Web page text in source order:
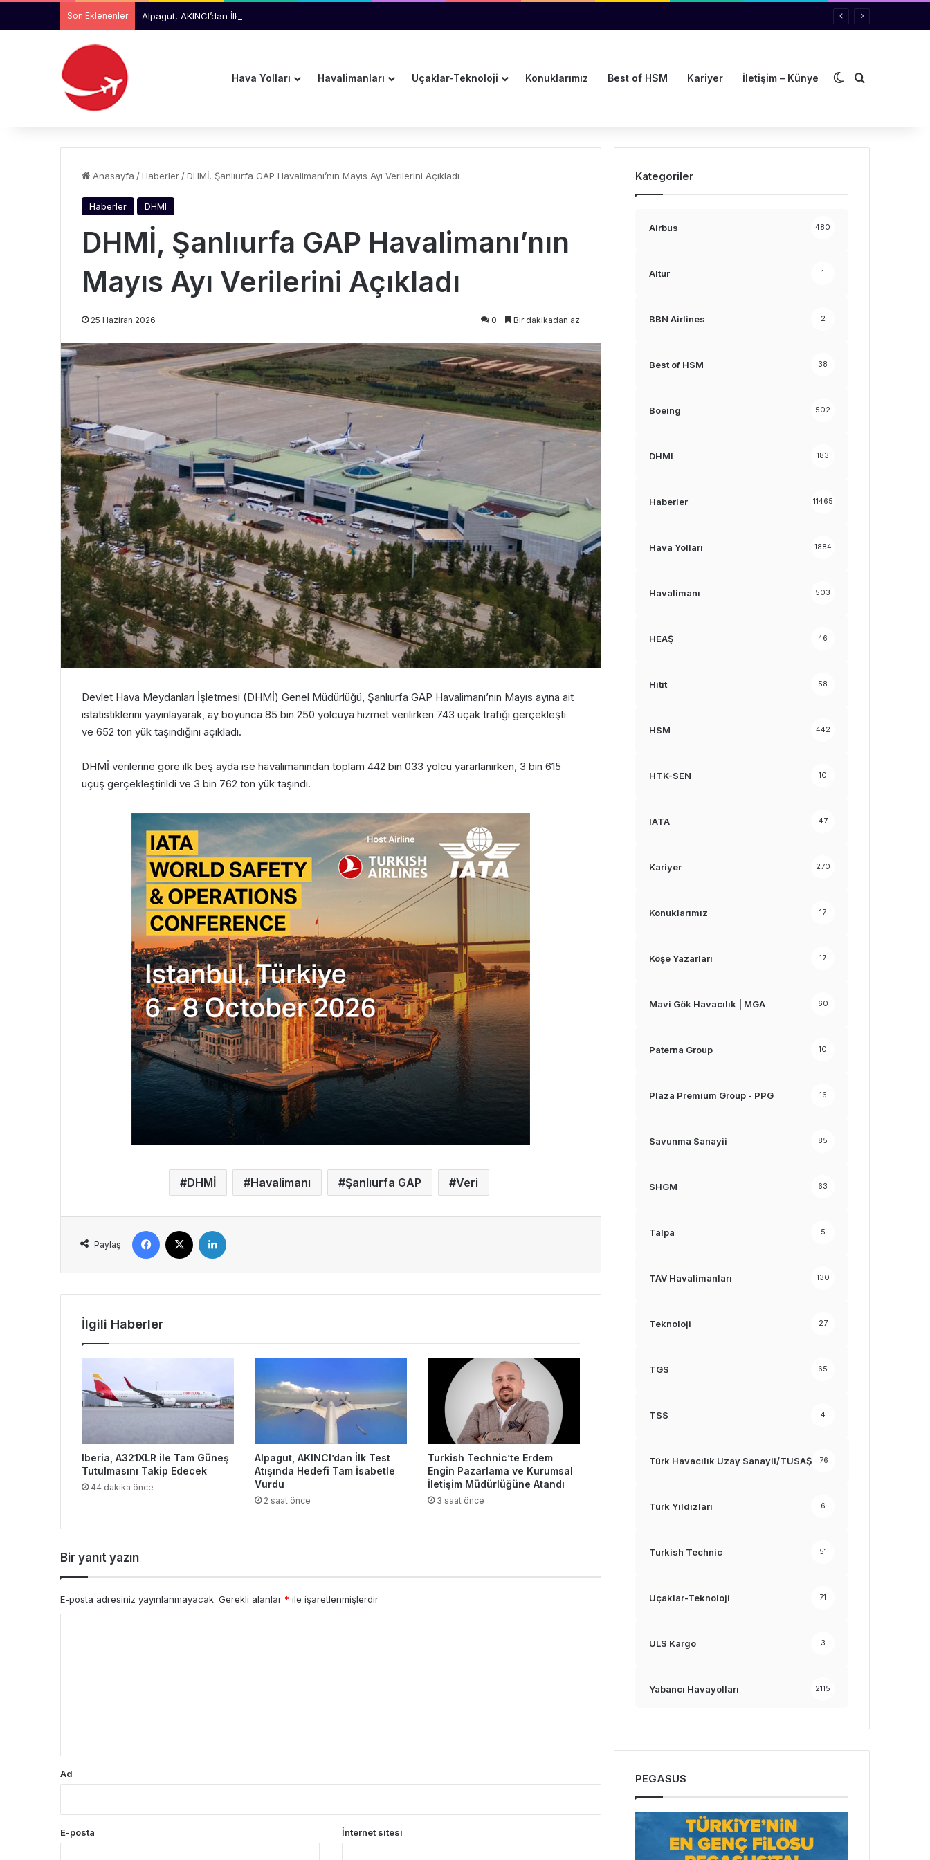
Son Eklenenler Alpagut, AKINCI’dan İlk Test Atışında Hedefi Tam İsabetle Vurdu
Hava Yolları Havalimanları Uçaklar-Teknoloji Konuklarımız Best of HSM Kariyer İletişim – Künye Dış görünümü
Arama yap
Anasayfa /Haberler /DHMİ, Şanlıurfa GAP Havalimanı’nın Mayıs Ayı Verilerini Açıkladı
Haberler DHMI
DHMİ, Şanlıurfa GAP Havalimanı’nın
Mayıs Ayı Verilerini Açıkladı
25 Haziran 2026 0 Bir dakikadan az
Devlet Hava Meydanları İşletmesi (DHMİ) Genel Müdürlüğü, Şanlıurfa GAP Havalimanı’nın Mayıs ayına ait
istatistiklerini yayınlayarak, ay boyunca 85 bin 250 yolcuya hizmet verilirken 743 uçak trafiği gerçekleşti
ve 652 ton yük taşındığını açıkladı.
DHMİ verilerine göre ilk beş ayda ise havalimanından toplam 442 bin 033 yolcu yararlanırken, 3 bin 615
uçuş gerçekleştirildi ve 3 bin 762 ton yük taşındı.
DHMİ Havalimanı Şanlıurfa GAP Veri
Paylaş
Facebook
İlgili Haberler
Iberia, A321XLR ile Tam Güneş
Tutulmasını Takip Edecek
44 dakika önce
Alpagut, AKINCI’dan İlk Test
Atışında Hedefi Tam İsabetle
Vurdu
2 saat önce
Turkish Technic’te Erdem
Engin Pazarlama ve Kurumsal
İletişim Müdürlüğüne Atandı
3 saat önce
Bir yanıt yazın
E-posta adresiniz yayınlanmayacak. Gerekli alanlar * ile işaretlenmişlerdir
Ad
E-posta İnternet sitesi
Kategoriler
Airbus 480
Altur 1
BBN Airlines 2
Best of HSM 38
Boeing 502
DHMI 183
Haberler 11465
Hava Yolları 1884
Havalimanı 503
HEAŞ 46
Hitit 58
HSM 442
HTK-SEN 10
IATA 47
Kariyer 270
Konuklarımız 17
Köşe Yazarları 17
Mavi Gök Havacılık | MGA 60
Paterna Group 10
Plaza Premium Group - PPG 16
Savunma Sanayii 85
SHGM 63
Talpa 5
TAV Havalimanları 130
Teknoloji 27
TGS 65
TSS 4
Türk Havacılık Uzay Sanayii/TUSAŞ 76
Türk Yıldızları 6
Turkish Technic 51
Uçaklar-Teknoloji 71
ULS Kargo 3
Yabancı Havayolları 2115
PEGASUS